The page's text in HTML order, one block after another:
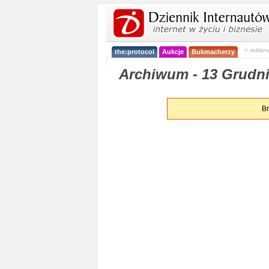
the:protocol Aukcje Bukmacherzy <
Archiwum - 13